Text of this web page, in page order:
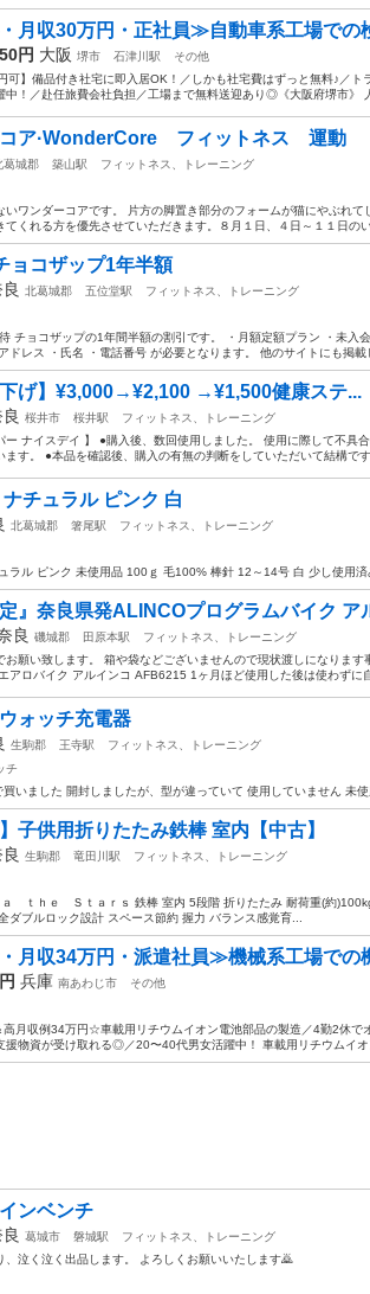
月収30万円・正社員≫自動車系工場での
円 大阪 堺市 石津川駅
その他
可】備品付き社宅に即入居OK！／しかも社宅費はずっと無料♪／
中！／赴任旅費会社負担／工場まで無料送迎あり◎《大阪府堺市》
コア·WonderCore フィットネス 運動
葛城郡 築山駅
フィットネス、トレーニング
いワンダーコアです。 片方の脚置き部分のフォームが猫にやぶれ
てくれる方を優先させていただきます。８月１日、４日～１１日の
ョコザップ1年半額
北葛城郡 五位堂駅
フィットネス、トレーニング
チョコザップの1年間半額の割引です。 ・月額定額プラン ・未入
ドレス ・氏名 ・電話番号 が必要となります。 他のサイトにも掲載
下げ】¥3,000→¥2,100 →¥1,500健康ステ...
桜井市 桜井駅
フィットネス、トレーニング
ー ナイスデイ 】 ●購入後、数回使用しました。 使用に際して不具
ます。 ●本品を確認後、購入の有無の判断をしていただいて結構で
チュラル ピンク 白
北葛城郡 箸尾駅
フィットネス、トレーニング
ラル ピンク 未使用品 100ｇ 毛100% 棒針 12～14号 白 少し使用済
定』奈良県発ALINCOプログラムバイク ア
良 磯城郡 田原本駅
フィットネス、トレーニング
願い致します。 箱や袋などございませんので現状渡しになります
アロバイク アルインコ AFB6215 1ヶ月ほど使用した後は使わずに
ォッチ充電器
生駒郡 王寺駅
フィットネス、トレーニング
チ
いました 開封しましたが、型が違っていて 使用していません 未
】子供用折りたたみ鉄棒 室内【中古】
生駒郡 竜田川駅
フィットネス、トレーニング
ａ ｔｈｅ Ｓｔａｒｓ 鉄棒 室内 5段階 折りたたみ 耐荷重(約
ダブルロック設計 スペース節約 握力 バランス感覚育...
月収34万円・派遣社員≫機械系工場での
兵庫 南あわじ市 その他
月収例34万円☆車載用リチウムイオン電池部品の製造／4勤2休で
援物資が受け取れる◎／20〜40代男女活躍中！ 車載用リチウムイオ
ンベンチ
葛城市 磐城駅
フィットネス、トレーニング
、泣く泣く出品します。 よろしくお願いいたします🙇